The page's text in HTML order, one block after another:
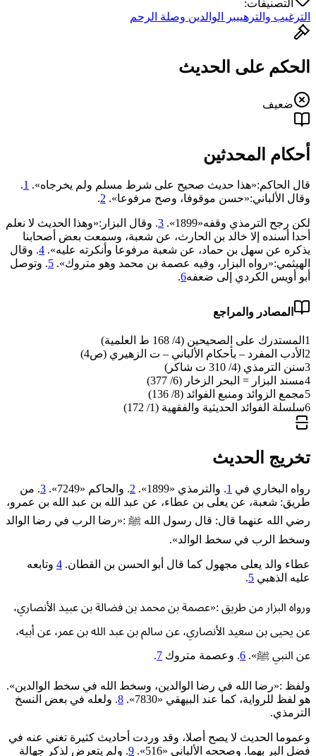
التصنيفات:
الترغيب والترهيببر الوالدين وصلة الرحم
الحكم على الحديث
ضعيف
أحكام المحدثين
قال الحاكم:«هذا حديث صحيح على شرط مسلم ولم يخرجاه». 1
.
وقال الألباني:«حسن موقوفا، وصح مرفوعا». 2
.
لكن رجح الترمذي وقفه«1899». 3. وقال البزار:«وهذا الحديث لا نعلم
أحدا أسنده إلا خالد بن الحارث، عن شعبة، وسمعت بعض أصحابنا
يذكره عن سهل بن حماد، عن شعبة مرفوعا وأنكرته عليه». 4. وقال
الهيثمي:«رواه البزار، وفيه عصمة بن محمد وهو متروك». 5. وتوصل
أبو أويس الكردي إلى ضعفه6
.
المصادر والمراجع
1 المستدرك على الصحيحين (4/ 168 ط العلمية)
2 الأدب المفرد – بأحكام الألباني – ت الزهيري (ص4)
3سنن الترمذي (4/ 310 ت شاكر)
4مسند البزار = البحر الزخار (6/ 377)
5مجمع الزوائد ومنبع الفوائد (8/ 136)
6سلسلة الفوائد الحديثية والفقهية (1/ 172)
تخريج الحديث
رواه البخاري في 1. والترمذي «1899». 2. والحاكم «7249». 3. من
طريق: شعبة، عن ‌يعلى ‌بن ‌عطاء، عن عبد الله بن عبد الله بن عمرو،
رضي الله عنهما قال: قال رسول الله ﷺ :«رضا الرب في رضا الوالد
وسخط الرب في سخط الوالد».
عطاء والد يعلى مجهول كما قال أبو الحسن بن القطان. 4 وتابعه
عليه الذهبي 5
.
ورواه البزار من طريق :«‌عصمة ‌بن ‌محمد بن فضالة بن عبيد الأنصاري،
عن يحيى بن سعيد الأنصاري، عن سالم بن عبد الله بن عمر، عن أبيه،
عن النبي ﷺ». 6. وعصمة متروك 7
.
ولفظ :«‌رضا ‌الله ‌في ‌رضا ‌الوالدين، وسخط الله في سخط الوالدين».
هو لفظ للرواية، كما عند البيهقي «7830».
8. ولعله في بعض النسخ
الترمذي.
وعموما الحديث لا يصح أصلا، وقد وردت أحاديث كثيرة تغني عنه في
فضل البر بهما. وصححه الألباني «516».
9. ولم يتعرض لذكر جهالة